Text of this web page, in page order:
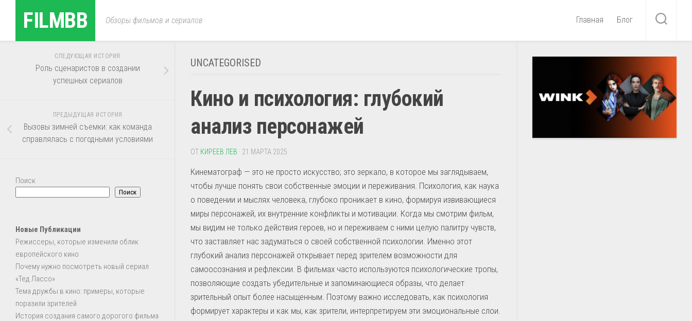
содержаниюFILMBB Обзоры фильмов и сериалов Главная Блог
UNCATEGORISED
Кино и психология: глубокий
анализ персонажей
ОТ КИРЕЕВ ЛЕВ · 21 МАРТА 2025
Кинематограф — это не просто искусство; это зеркало, в которое мы заглядываем,
чтобы лучше понять свои собственные эмоции и переживания. Психология, как наука
о поведении и мыслях человека, глубоко проникает в кино, формируя извивающиеся
миры персонажей, их внутренние конфликты и мотивации. Когда мы смотрим фильм,
мы видим не только действия героев, но и переживаем с ними целую палитру чувств,
что заставляет нас задуматься о своей собственной психологии. Именно этот
глубокий анализ персонажей открывает перед зрителем возможности для
самоосознания и рефлексии. В фильмах часто используются психологические тропы,
позволяющие создать убедительные и запоминающиеся образы, что делает
зрительный опыт более насыщенным. Поэтому важно исследовать, как психология
формирует характеры и как мы, как зрители, интерпретируем эти эмоциональные слои.
СЛЕДУЮЩАЯ ИСТОРИЯ
Роль сценаристов в создании
успешных сериалов
ПРЕДЫДУЩАЯ ИСТОРИЯ
Вызовы зимней съемки: как команда
справлялась с погодными условиями
Поиск
Поиск
Новые Публикации
Режиссеры, которые изменили облик
европейского кино
Почему нужно посмотреть новый сериал
«Тед Лассо»
Тема дружбы в кино: примеры, которые
поразили зрителей
История создания самого дорогого фильма